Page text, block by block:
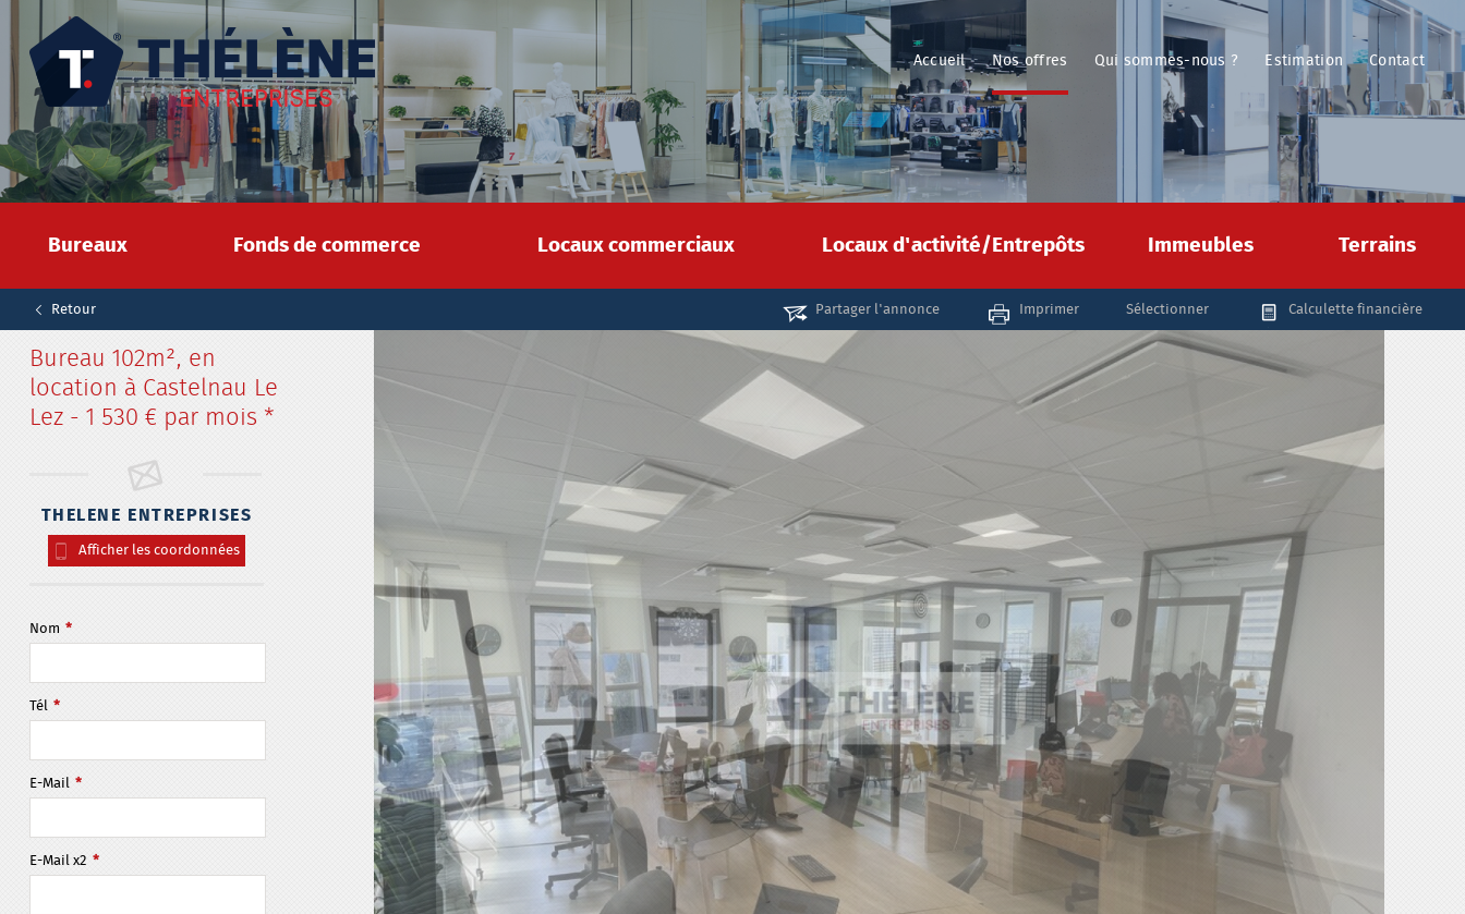
Accueil Nos offres Qui sommes-nous ? Estimation Contact
Bureaux Fonds de commerce Locaux commerciaux Locaux d'activité/Entrepôts Immeubles Terrains
Retour Partager l'annonce Imprimer Sélectionner Calculette financière
Bureau 102m², en
location à Castelnau Le
Lez - 1 530 € par mois *
THELENE ENTREPRISES
Afficher les coordonnées
Nom *
Tél *
E-Mail *
E-Mail x2 *